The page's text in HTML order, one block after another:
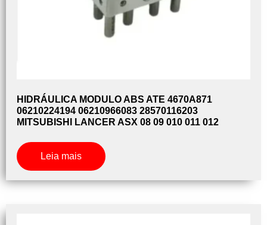
HIDRÁULICA MODULO ABS ATE 4670A871
06210224194 06210966083 28570116203
MITSUBISHI LANCER ASX 08 09 010 011 012
Leia mais